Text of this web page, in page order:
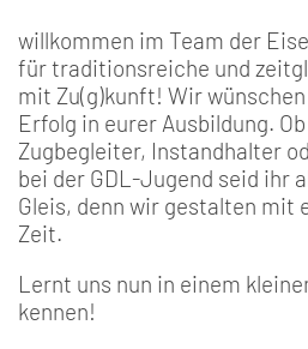
willkommen im Team der
für traditionsreiche und
mit Zu(g)kunft! Wir
Erfolg in eurer Ausbildung.
Zugbegleiter, Instandhalter
bei der GDL-Jugend seid ihr
Gleis, denn wir gestalten mit
Zeit.
Lernt uns nun in einem
kennen!